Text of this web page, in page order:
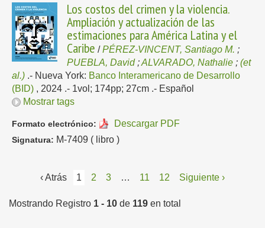
Los costos del crimen y la violencia.
Ampliación y actualización de las
estimaciones para América Latina y el
Caribe /PÉREZ-VINCENT, Santiago M. ;
PUEBLA, David;ALVARADO, Nathalie ; (et
al.) .- Nueva York: Banco Interamericano de Desarrollo
(BID) , 2024 .- 1vol; 174pp; 27cm .- Español
Mostrar tags
Formato electrónico: Descargar PDF
Signatura: M-7409 ( libro )
‹ Atrás 1 2 3 … 11 12 Siguiente ›
Mostrando Registro 1 - 10 de 119 en total